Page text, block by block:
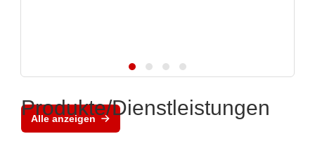
Alle anzeigen
Produkte/Dienstleistungen